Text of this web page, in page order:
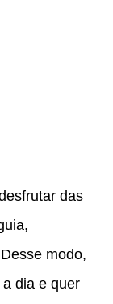
das
modo,
dia e quer